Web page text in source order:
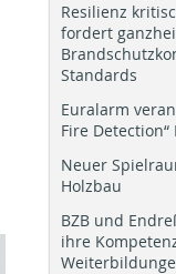
Resilienz
fordert
Standards
Euralarm
Fire Detection“
Neuer
Holzbau
BZB und
ihre